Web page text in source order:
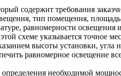
содержит требования
тип помещения,
равномерности освещения
схеме указывается точное
высоты установки, угла
равномерное освещение
необходимой